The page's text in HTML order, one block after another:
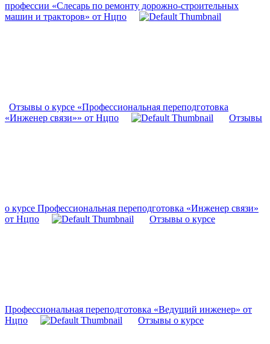
профессии «Слесарь по ремонту дорожно-строительных
машин и тракторов» от Нцпо
Отзывы о курсе «Профессиональная переподготовка
«Инженер связи»» от Нцпо
Отзывы
о курсе Профессиональная переподготовка «Инженер связи»
от Нцпо
Отзывы о курсе
Профессиональная переподготовка «Ведущий инженер» от
Нцпо
Отзывы о курсе